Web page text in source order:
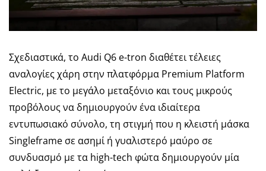
Σχεδιαστικά, το Audi Q6 e-tron διαθέτει τέλειες
αναλογίες χάρη στην πλατφόρμα Premium Platform
Electric, με το μεγάλο μεταξόνιο και τους μικρούς
προβόλους να δημιουργούν ένα ιδιαίτερα
εντυπωσιακό σύνολο, τη στιγμή που η κλειστή μάσκα
Singleframe σε ασημί ή γυαλιστερό μαύρο σε
συνδυασμό με τα high-tech φώτα δημιουργούν μία